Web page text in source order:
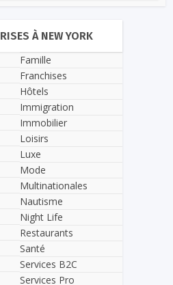
À NEW YORK
Famille
Franchises
Hôtels
Immigration
Immobilier
Loisirs
Luxe
Mode
Multinationales
Nautisme
Night Life
Restaurants
Santé
Services B2C
Services Pro